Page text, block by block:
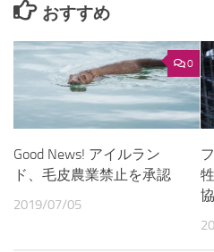
おすすめ
0
Good News! アイルラン
ド、毛皮農業禁止を承認
2019/07/05